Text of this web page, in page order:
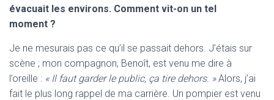
évacuait les environs. Comment vit-on un tel
moment ?
Je ne mesurais pas ce qu’il se passait dehors. J’étais sur
scène ; mon compagnon, Benoît, est venu me dire à
l’oreille : « Il faut garder le public, ça tire dehors. »Alors, j’ai
fait le plus long rappel de ma carrière. Un pompier est venu